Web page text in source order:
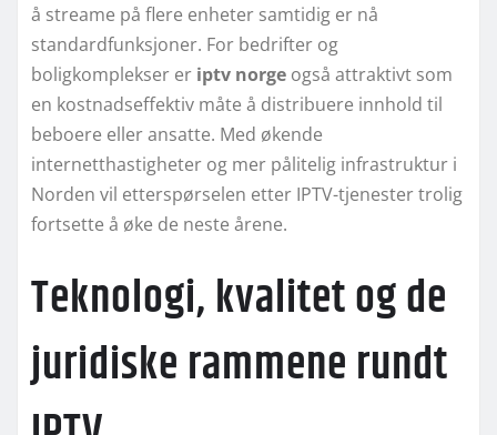
å streame på flere enheter samtidig er nå
standardfunksjoner. For bedrifter og
boligkomplekser er iptv norge også attraktivt som
en kostnadseffektiv måte å distribuere innhold til
beboere eller ansatte. Med økende
internetthastigheter og mer pålitelig infrastruktur i
Norden vil etterspørselen etter IPTV-tjenester trolig
fortsette å øke de neste årene.
Teknologi, kvalitet og de
juridiske rammene rundt